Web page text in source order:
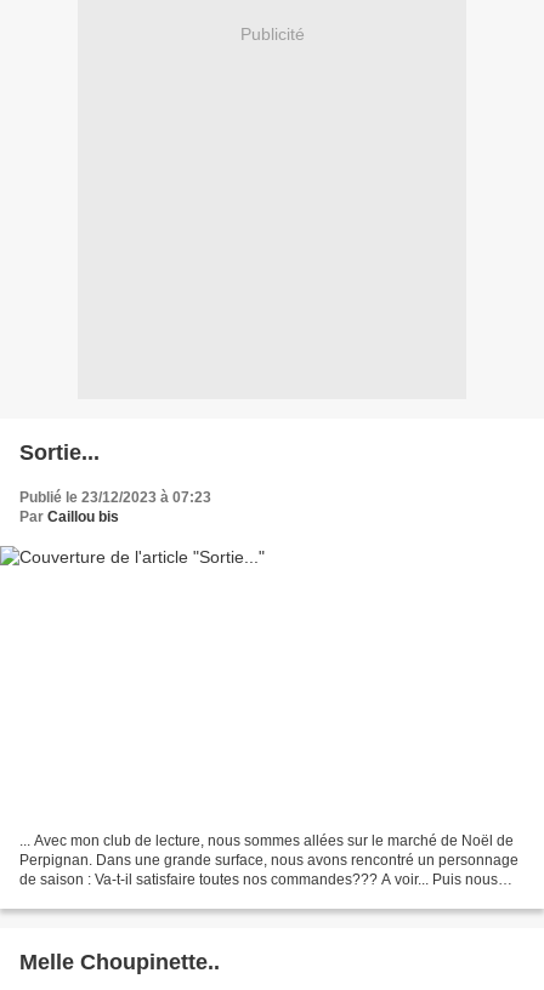
Publicité
Sortie...
Publié le 23/12/2023 à 07:23
Par Caillou bis
... Avec mon club de lecture, nous sommes allées sur le marché de Noël de
Perpignan. Dans une grande surface, nous avons rencontré un personnage
de saison : Va-t-il satisfaire toutes nos commandes??? A voir... Puis nous
Melle Choupinette..